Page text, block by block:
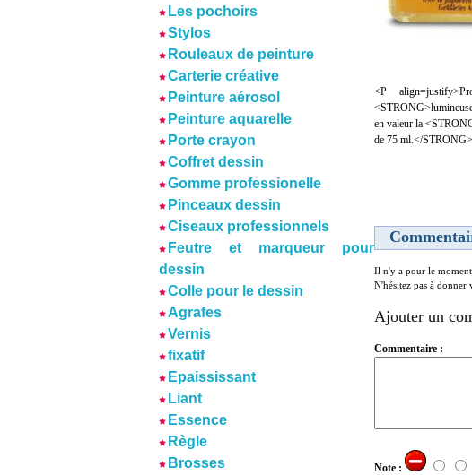
Les pochoirs
Stylos
Rouleaux de peinture
Carterie créative
Peinture aérosol
Peinture aquarelle
Porte crayon
Coffret dessin
Gomme professionelle
Pinceaux dessin
Ciseaux professionnels
Feutre et marqueur pour
dessin
Colle pour le dessin
Agrafes
Vernis
fixatif
Epaississant
Liant
Essence
Règle
Brosses
<P
en valeur la
de 75 ml.</
Il n'y a pour le
N'hésitez pas à donner
Ajouter un
Commentaire :
Note :